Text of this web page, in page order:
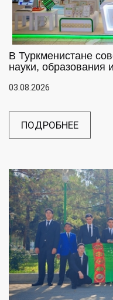
В Туркменистане
науки, образования
03.08.2026
ПОДРОБНЕЕ